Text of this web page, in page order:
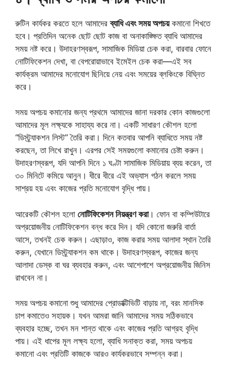
রুটিন কার্যকর করতে হলে আমাদেরব্যাধি এবং সময় অপচয়কমানো শিখতে
হবে। প্রতিদিন অনেক ছোট ছোট কাজ বা অনাকাঙ্ক্ষিত ব্যাধি আমাদের
সময় নষ্ট করে। উদাহরণস্বরূপ, সামাজিক মিডিয়া চেক করা, বারবার ফোনে
নোটিফিকেশন দেখা, বা বেপরোয়াভাবে ইমেইল চেক করা—এই সব
কার্যক্রম আমাদের মনোযোগ ছিনিয়ে নেয় এবং সময়ের ব্লকিংকে বিঘ্নিত
করে।
সময় অপচয় কমানোর জন্য প্রথমে আমাদের জানা দরকার কোন কাজগুলো
আমাদের মূল লক্ষ্যকে সাহায্য করে না। একটি সাধারণ কৌশল হলো
“ডিস্ট্র্যাকশন লিস্ট” তৈরি করা। দিনে কতবার আপনি ব্যাধিতে সময় নষ্ট
করছেন, তা লিখে রাখুন। এরপর সেই সময়গুলো কমানোর চেষ্টা করুন।
উদাহরণস্বরূপ, যদি আপনি দিনে ১ ঘণ্টা সামাজিক মিডিয়ায় ব্যয় করেন, তা
৩০ মিনিটে কমিয়ে আনুন। ধীরে ধীরে এই অভ্যাস গঠন করলে সময়
সাশ্রয় হয় এবং কাজের প্রতি মনোযোগ বৃদ্ধি পায়।
আরেকটি কৌশল হলো নোটিফিকেশন নিয়ন্ত্রণ করা। ফোন বা কম্পিউটারে
অপ্রয়োজনীয় নোটিফিকেশন বন্ধ করে দিন। যদি কোনো জরুরি বার্তা
আসে, তখনই চেক করুন। এছাড়াও, কাজ করার সময় আলাদা স্থান তৈরি
করুন, যেখানে ডিস্ট্র্যাকশন কম থাকে। উদাহরণস্বরূপ, কাজের জন্য
আলাদা ডেস্ক বা ঘর ব্যবহার করুন, এবং আশেপাশে অপ্রয়োজনীয় জিনিস
রাখবেন না।
সময় অপচয় কমানো শুধু আমাদের প্রোডাক্টিভিটি বাড়ায় না, বরং মানসিক
চাপ কমাতেও সহায়ক। যখন আমরা জানি আমাদের সময় সঠিকভাবে
ব্যবহার হচ্ছে, তখন মন শান্ত থাকে এবং কাজের প্রতি আগ্রহ বৃদ্ধি
পায়। এই ধাপের মূল লক্ষ্য হলো, ব্যাধি সনাক্ত করা, সময় অপচয়
কমানো এবং প্রতিটি কাজকে আরও কার্যকরভাবে সম্পন্ন করা।